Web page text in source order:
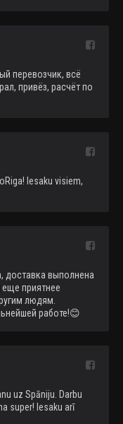
перевозчик, всё
привёз, расчёт по
Iesaku visiem,
доставка выполнена
еще приятнее
людям.
работе!😊
uz Spāniju. Darbu
super! Iesaku arī